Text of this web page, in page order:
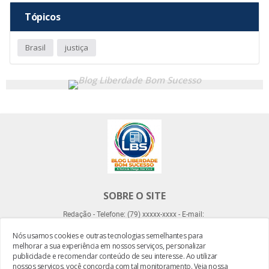
Tópicos
Brasil justiça
SOBRE O SITE
Redação - Telefone: (79) xxxxx-xxxx - E-mail:
Nós usamos cookies e outras tecnologias semelhantes para
melhorar a sua experiência em nossos serviços, personalizar
publicidade e recomendar conteúdo de seu interesse. Ao utilizar
nossos serviços, você concorda com tal monitoramento.Veja nossa